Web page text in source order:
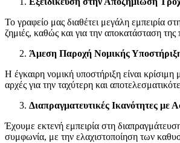
Το γραφείο μας διαθέτει μεγάλη εμπειρία
ζημιές, καθώς και για την αποκατάσταση
Άμεση Παροχή Νομικής
Η έγκαιρη νομική υποστήριξη είναι
αρχές για την ταχύτερη και
Διαπραγματευτικές Ικανότητες με
Έχουμε εκτενή εμπειρία στη
συμφωνία, με την ελαχιστοποίηση των